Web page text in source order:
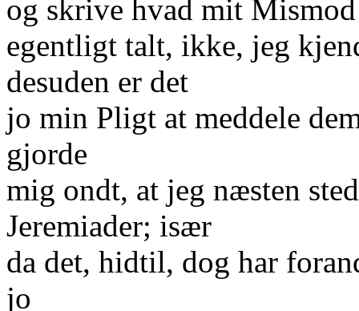
og skrive hvad mit
egentligt talt, ikke, jeg
desuden er det
jo min Pligt at meddele
gjorde
mig ondt, at jeg næsten
Jeremiader; især
da det, hidtil, dog har
jo